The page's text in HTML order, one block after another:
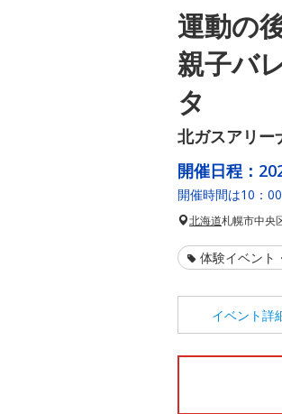
運動の
親子バ
タ
北ガスアリー
開催日程：
開催時間は10：
北海道札幌市中央
体験イベント
イベント詳